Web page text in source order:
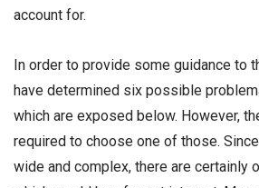
account for.
In order to provide some guidance to
have determined six possible
which are exposed below. However,
required to choose one of those.
wide and complex, there are certainly